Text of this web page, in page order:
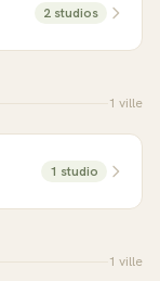
2 studios
1 ville
1 studio
1 ville